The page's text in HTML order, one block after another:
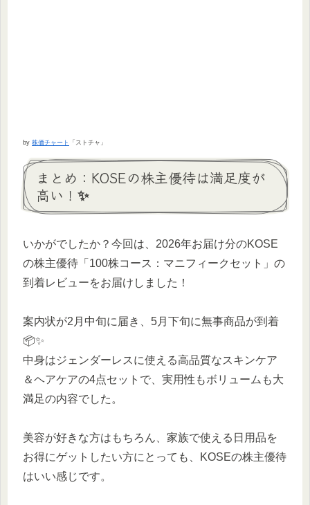
by 株価チャート 「ストチャ」
まとめ：KOSEの株主優待は満足度が
高い！✨
いかがでしたか？今回は、2026年お届け分のKOSE
の株主優待「100株コース：マニフィークセット」の
到着レビューをお届けしました！
案内状が2月中旬に届き、5月下旬に無事商品が到着
📦✨
中身はジェンダーレスに使える高品質なスキンケア
＆ヘアケアの4点セットで、実用性もボリュームも大
満足の内容でした。
美容が好きな方はもちろん、家族で使える日用品を
お得にゲットしたい方にとっても、KOSEの株主優待
はいい感じです。